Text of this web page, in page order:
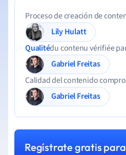
Proceso de creación de
Lily Hulatt
Qualitédu contenu vérifiée
Gabriel Freitas
Calidad del contenido
Gabriel Freitas
Regístrate gratis